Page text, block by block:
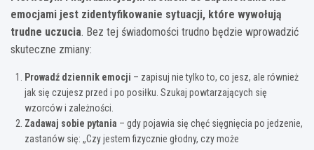
emocjami jest zidentyfikowanie sytuacji, które wywołują
trudne uczucia. Bez tej świadomości trudno będzie wprowadzić
skuteczne zmiany:
Prowadź dziennik emocji – zapisuj nie tylko to, co jesz, ale również
jak się czujesz przed i po posiłku. Szukaj powtarzających się
wzorców i zależności.
Zadawaj sobie pytania – gdy pojawia się chęć sięgnięcia po jedzenie,
zastanów się: „Czy jestem fizycznie głodny, czy może